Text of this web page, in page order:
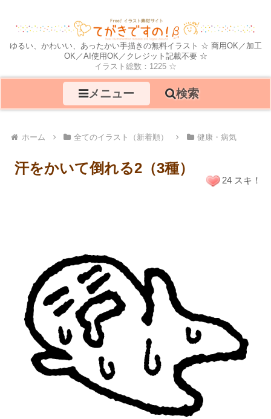
ゆるい、かわいい、あったかい手描きの無料イラスト ☆ 商用OK／加工
OK／AI使用OK／クレジット記載不要 ☆
イラスト総数：1225 ☆
メニュー 検索
ホーム 全てのイラスト（新着順） 健康・病気
汗をかいて倒れる2（3種）
24 スキ！